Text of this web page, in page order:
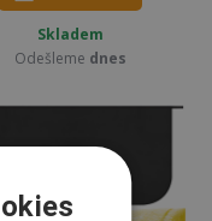
Skladem
Odešleme dnes